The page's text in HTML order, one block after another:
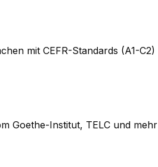
mit CEFR-Standards (A1-C2)
Goethe-Institut, TELC und mehr